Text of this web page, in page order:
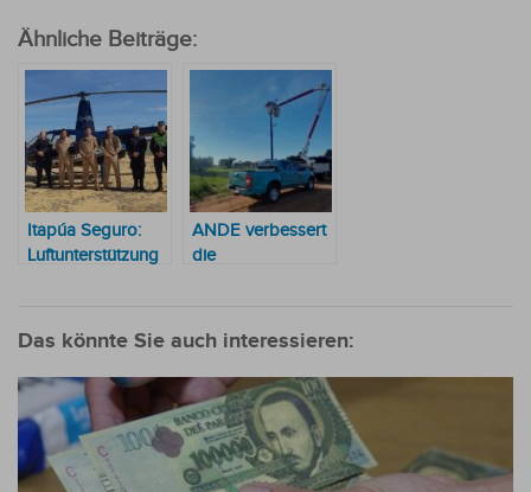
Ähnliche Beiträge:
Itapúa Seguro:
Luftunterstützung
die Unsicherheit in
bekämpfen
ANDE verbessert
die
Kunden in
Itapúa
Das könnte Sie auch interessieren: